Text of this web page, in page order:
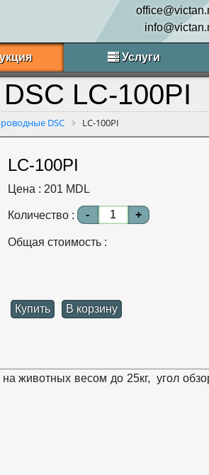
Услуги
DSC LC-100PI
DSC LC-100PI
LC-100PI
Цена : 201 MDL
Количество : - +
Общая стоимость :
Купить В корзину
животных весом до 25кг, угол